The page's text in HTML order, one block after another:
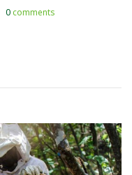
0comments